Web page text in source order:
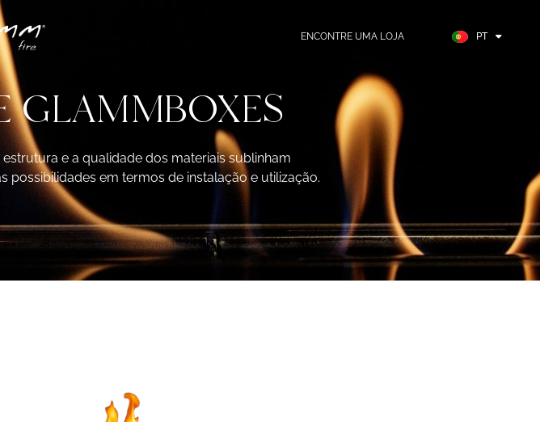
ENCONTRE UMA LOJA PT
DE
GLAMMBOXES
e a qualidade dos materiais sublinham
possibilidades em termos de instalação e utilização.